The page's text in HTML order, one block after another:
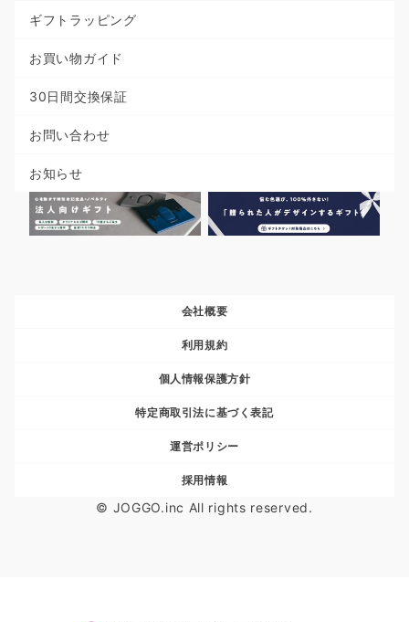
ギフトラッピング
お買い物ガイド
30日間交換保証
お問い合わせ
お知らせ
会社概要
利用規約
個人情報保護方針
特定商取引法に基づく表記
運営ポリシー
採用情報
© JOGGO.inc All rights reserved.